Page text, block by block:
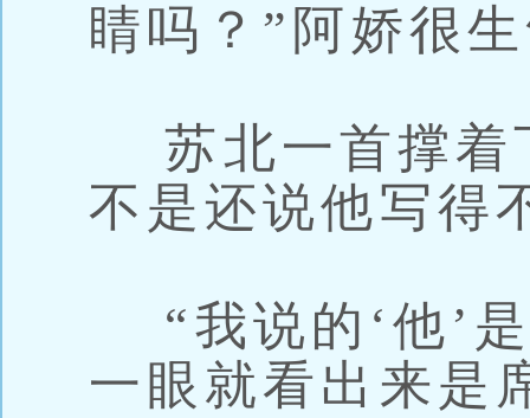
睛吗？”阿娇很
苏北一首撑着
不是还说他写得
“我说的‘他’
一眼就看出来是